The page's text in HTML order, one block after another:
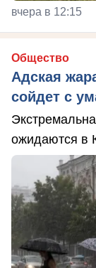
вчера в 12:15
Общество
Адская
сойдет с
ожидаются в